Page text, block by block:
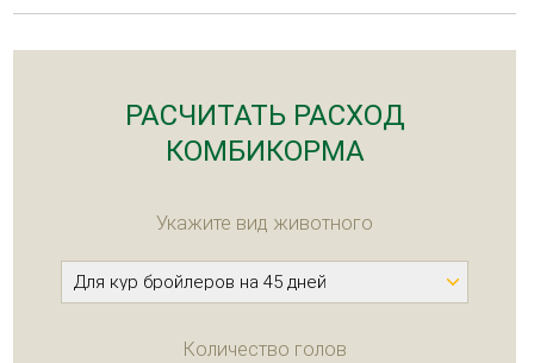
РАСЧИТАТЬ РАСХОД
КОМБИКОРМА
Укажите вид животного
Количество голов